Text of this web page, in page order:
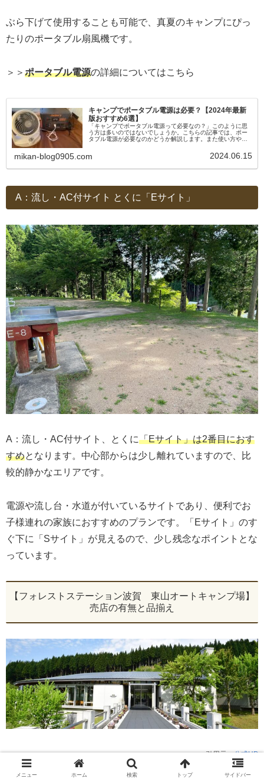
ぶら下げて使用することも可能で、真夏のキャンプにぴっ
たりのポータブル扇風機です。
＞＞ ポータブル電源の詳細についてはこちら
キャンプでポータブル電源は必要？【2024年最新
版おすすめ6選】
「キャンプでポータブル電源って必要なの？」このように思
う方は多いのではないでしょうか。こちらの記事では、ポー
タブル電源が必要なのかどうか解説します。また使い方や選
mikan-blog0905.com 2024.06.15
A：流し・AC付サイト とくに「Eサイト」
A：流し・AC付サイト、とくに「Eサイト」は2番目におす
すめとなります。中心部からは少し離れていますので、比
較的静かなエリアです。
電源や流し台・水道が付いているサイトであり、便利でお
子様連れの家族におすすめのプランです。「Eサイト」のす
ぐ下に「Sサイト」が見えるので、少し残念なポイントとな
っています。
【フォレストステーション波賀 東山オートキャンプ場】
売店の有無と品揃え
引用元：公式HP
メニュー ホーム 検索 トップ サイドバー